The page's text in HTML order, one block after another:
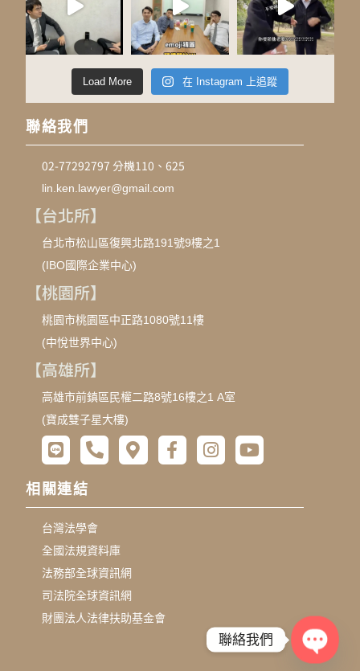
Load More 在 Instagram 上追蹤
聯絡我們
02-77292797 分機110、625
lin.ken.lawyer@gmail.com
【台北所】
台北市松山區復興北路191號9樓之1
(IBO國際企業中心)
【桃園所】
桃園市桃園區中正路1080號11樓
(中悅世界中心)
【高雄所】
高雄市前鎮區民權二路8號16樓之1 A室
(寶成雙子星大樓)
相關連結
台灣法學會
全國法規資料庫
法務部全球資訊網
司法院全球資訊網
財團法人法律扶助基金會
聯絡我們